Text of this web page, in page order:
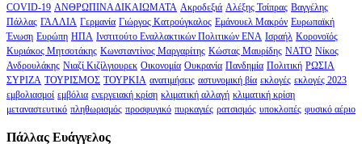
COVID-19 ΑΝΘΡΩΠΙΝΑ ΔΙΚΑΙΩΜΑΤΑ Ακροδεξιά Αλέξης Τσίπρας Βαγγέλης
Πάλλας ΓΑΛΛΙΑ Γερμανία Γιώργος Κατρούγκαλος Εμάνουελ Μακρόν Ευρωπαϊκή
Ένωση Ευρώπη ΗΠΑ Ινστιτούτο Εναλλακτικών Πολιτικών ΕΝΑ Ισραήλ Κορονοϊός
Κυριάκος Μητσοτάκης Κωνσταντίνος Μαργαρίτης Κώστας Μαυρίδης ΝΑΤΟ Νίκος
Ανδρουλάκης Νιαζί Κιζίλγιουρεκ Οικονομία Ουκρανία Πανδημία Πολιτική ΡΩΣΙΑ
ΣΥΡΙΖΑ ΤΟΥΡΙΣΜΟΣ ΤΟΥΡΚΙΑ ανατιμήσεις αστυνομική βία εκλογές εκλογές 2023
εμβολιασμοί εμβόλια ενεργειακή κρίση κλιματική αλλαγή κλιματική κρίση
μεταναστευτικό πληθωρισμός προσφυγικό πυρκαγιές ρατσισμός υποκλοπές φυσικό αέριο
Πάλλας Ευάγγελος